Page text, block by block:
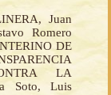
Juan
Romero
DE
LA
Soto, Luis